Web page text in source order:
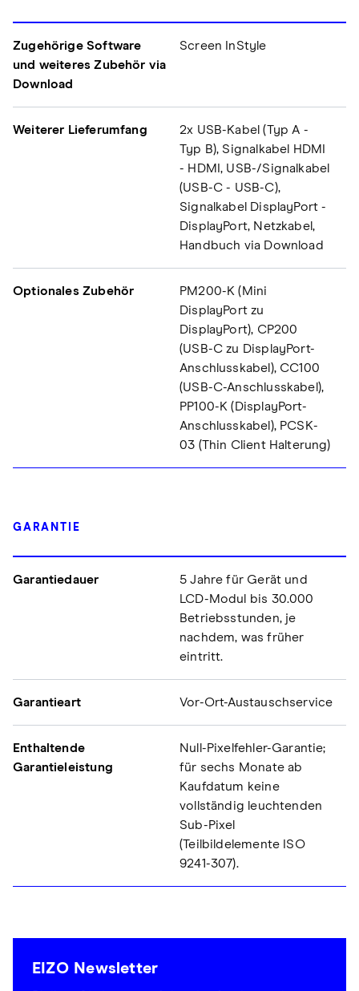
Zugehörige Software
und weiteres Zubehör via
Download
Screen InStyle
Weiterer Lieferumfang
2x USB-Kabel (Typ A -
Typ B), Signalkabel HDMI
- HDMI, USB-/Signalkabel
(USB-C - USB-C),
Signalkabel DisplayPort -
DisplayPort, Netzkabel,
Handbuch via Download
Optionales Zubehör
PM200-K (Mini
DisplayPort zu
DisplayPort), CP200
(USB-C zu DisplayPort-
Anschlusskabel), CC100
(USB-C-Anschlusskabel),
PP100-K (DisplayPort-
Anschlusskabel), PCSK-
03 (Thin Client Halterung)
GARANTIE
Garantiedauer
5 Jahre für Gerät und
LCD-Modul bis 30.000
Betriebsstunden, je
nachdem, was früher
eintritt.
Garantieart Vor-Ort-Austauschservice
Enthaltende
Garantieleistung
Null-Pixelfehler-Garantie;
für sechs Monate ab
Kaufdatum keine
vollständig leuchtenden
Sub-Pixel
(Teilbildelemente ISO
9241-307).
EIZO Newsletter